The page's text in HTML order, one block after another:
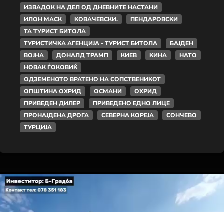
ИЗВАДОК НА ДЕЛ ОД ДНЕВНИТЕ НАСТАНИ
ИЛОН МАСК
КОВАЧЕВСКИ.
ПЕНДАРОВСКИ
ТА ТУРИСТ БИТОЛА
ТУРИСТИЧКА АГЕНЦИЈА - ТУРИСТ БИТОЛА
БАЈДЕН
ВОЈНА
ДОНАЛД ТРАМП КИЕВ КИНА
НАТО
НОВАК ЃОКОВИЌ
ОДЗЕМЕНОТО ВРАТЕНО НА СОПСТВЕНИКОТ
ОПШТИНА ОХРИД
ОСМАНИ
ОХРИД
ПРИВЕДЕН ДИЛЕР
ПРИВЕДЕНО ЕДНО ЛИЦЕ
ПРОНАЈДЕНА ДРОГА
СЕВЕРНА КОРЕЈА
СОНЧЕВО
ТУРЦИЈА